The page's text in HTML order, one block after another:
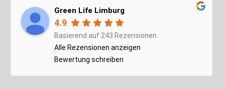
Green Life Limburg
4.9
Basierend auf 243 Rezensionen
Alle Rezensionen anzeigen
Bewertung schreiben